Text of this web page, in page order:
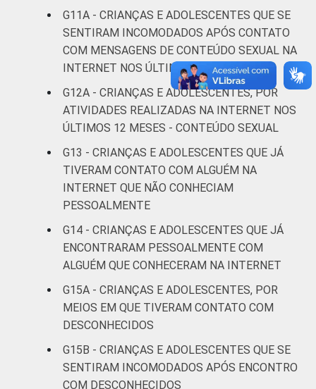
respondeu
1 10
CLASSE
SOCIAL
AB 2 17
C 3 16
DE 5 15
Fonte: CGI.br/NIC.br, Centro Regional de
Estudos para o Desenvolvimento da
Sociedade da Informação (Cetic.br),
Crianças e Adolescentes no Brasil – TIC Kids
Online Brasil 2017. ¹Dados coletados por
meio de questionários de
autopreenchimento.
G11A - CRIANÇAS E ADOLESCENTES QUE SE
SENTIRAM INCOMODADOS APÓS CONTATO
COM MENSAGENS DE CONTEÚDO SEXUAL NA
INTERNET NOS ÚLTIMOS 12 MESES
G12A - CRIANÇAS E ADOLESCENTES, POR
ATIVIDADES REALIZADAS NA INTERNET NOS
ÚLTIMOS 12 MESES - CONTEÚDO SEXUAL
G13 - CRIANÇAS E ADOLESCENTES QUE JÁ
TIVERAM CONTATO COM ALGUÉM NA
INTERNET QUE NÃO CONHECIAM
PESSOALMENTE
G14 - CRIANÇAS E ADOLESCENTES QUE JÁ
ENCONTRARAM PESSOALMENTE COM
ALGUÉM QUE CONHECERAM NA INTERNET
G15A - CRIANÇAS E ADOLESCENTES, POR
MEIOS EM QUE TIVERAM CONTATO COM
DESCONHECIDOS
G15B - CRIANÇAS E ADOLESCENTES QUE SE
SENTIRAM INCOMODADOS APÓS ENCONTRO
COM DESCONHECIDOS